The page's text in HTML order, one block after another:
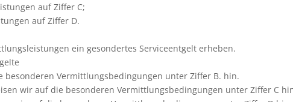
auf Ziffer C;
auf Ziffer D.
ein gesondertes Serviceentgelt erheben.
besonderen Vermittlungsbedingungen unter Ziffer B. hin.
wir auf die besonderen Vermittlungsbedingungen unter Ziffer C